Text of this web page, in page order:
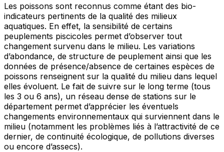
Les poissons sont reconnus comme étant des bio-
indicateurs pertinents de la qualité des milieux
aquatiques. En effet, la sensibilité de certains
peuplements piscicoles permet d’observer tout
changement survenu dans le milieu. Les variations
d’abondance, de structure de peuplement ainsi que les
données de présence/absence de certaines espèces de
poissons renseignent sur la qualité du milieu dans lequel
elles évoluent. Le fait de suivre sur le long terme (tous
les 3 ou 6 ans), un réseau dense de stations sur le
département permet d’apprécier les éventuels
changements environnementaux qui surviennent dans le
milieu (notamment les problèmes liés à l’attractivité de ce
dernier, de continuité écologique, de pollutions diverses
ou encore d’assecs).